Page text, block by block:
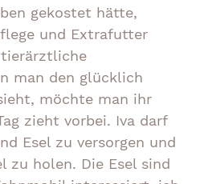
gekostet hätte,
und Extrafutter
tierärztliche
man den glücklich
möchte man ihr
zieht vorbei. Iva darf
Esel zu versorgen und
zu holen. Die Esel sind